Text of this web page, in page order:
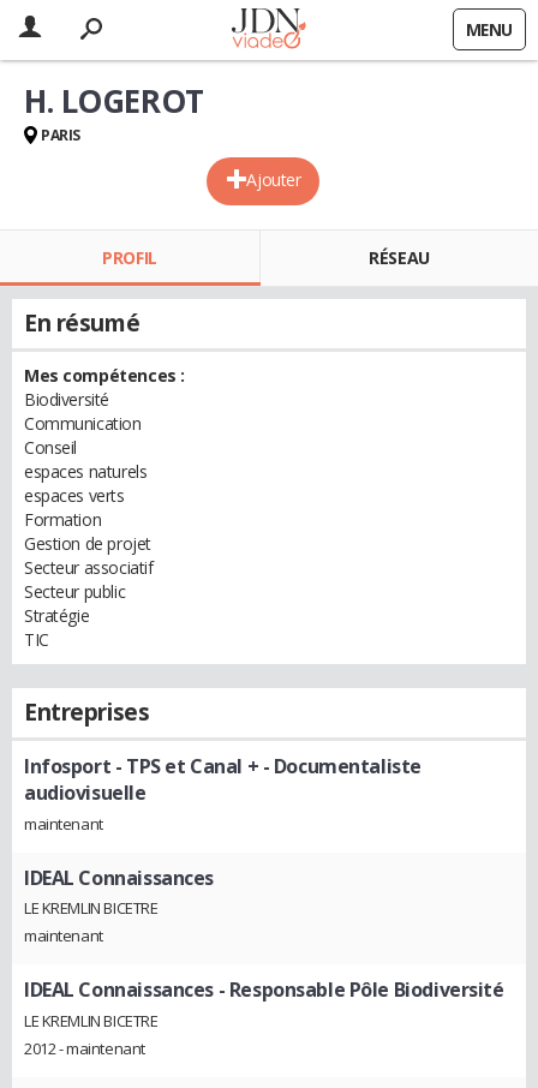
MENU
Ajouter
H. LOGEROT
PARIS
PROFIL RÉSEAU
En résumé
Mes compétences :
Biodiversité
Communication
Conseil
espaces naturels
espaces verts
Formation
Gestion de projet
Secteur associatif
Secteur public
Stratégie
TIC
Entreprises
Infosport - TPS et Canal + - Documentaliste
audiovisuelle
maintenant
IDEAL Connaissances
LE KREMLIN BICETRE
maintenant
IDEAL Connaissances - Responsable Pôle Biodiversité
LE KREMLIN BICETRE
2012 - maintenant